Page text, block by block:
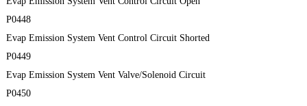
P0448
Evap Emission System Vent Control Circuit Shorted
P0449
Evap Emission System Vent Valve/Solenoid Circuit
P0450